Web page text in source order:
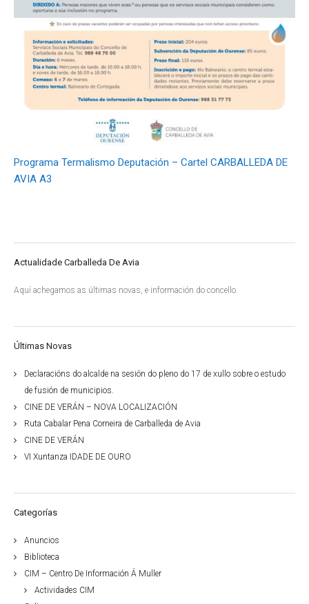
Programa Termalismo Deputación – Cartel CARBALLEDA DE
AVIA A3
Actualidade Carballeda De Avia
Aquí achegamos as últimas novas, e información do concello.
Últimas Novas
Declaracións do alcalde na sesión do pleno do 17 de xullo sobre o estudo
de fusión de municipios.
CINE DE VERÁN – NOVA LOCALIZACIÓN
Ruta Cabalar Pena Corneira de Carballeda de Avia
CINE DE VERÁN
VI Xuntanza IDADE DE OURO
Categorías
Anuncios
Biblioteca
CIM – Centro De Información Á Muller
Actividades CIM